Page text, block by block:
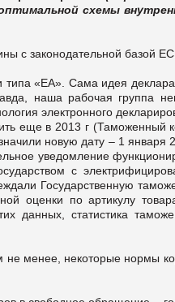
схемы
с законодательной базой ЕС.
типа «ЕА». Сама идея
наша рабочая группа
электронного
еще в 2013 г (Таможенный
новую дату – 1 января
уведомление
с
Государственную
оценки по артикулу
данных, статистика
не менее, некоторые нормы